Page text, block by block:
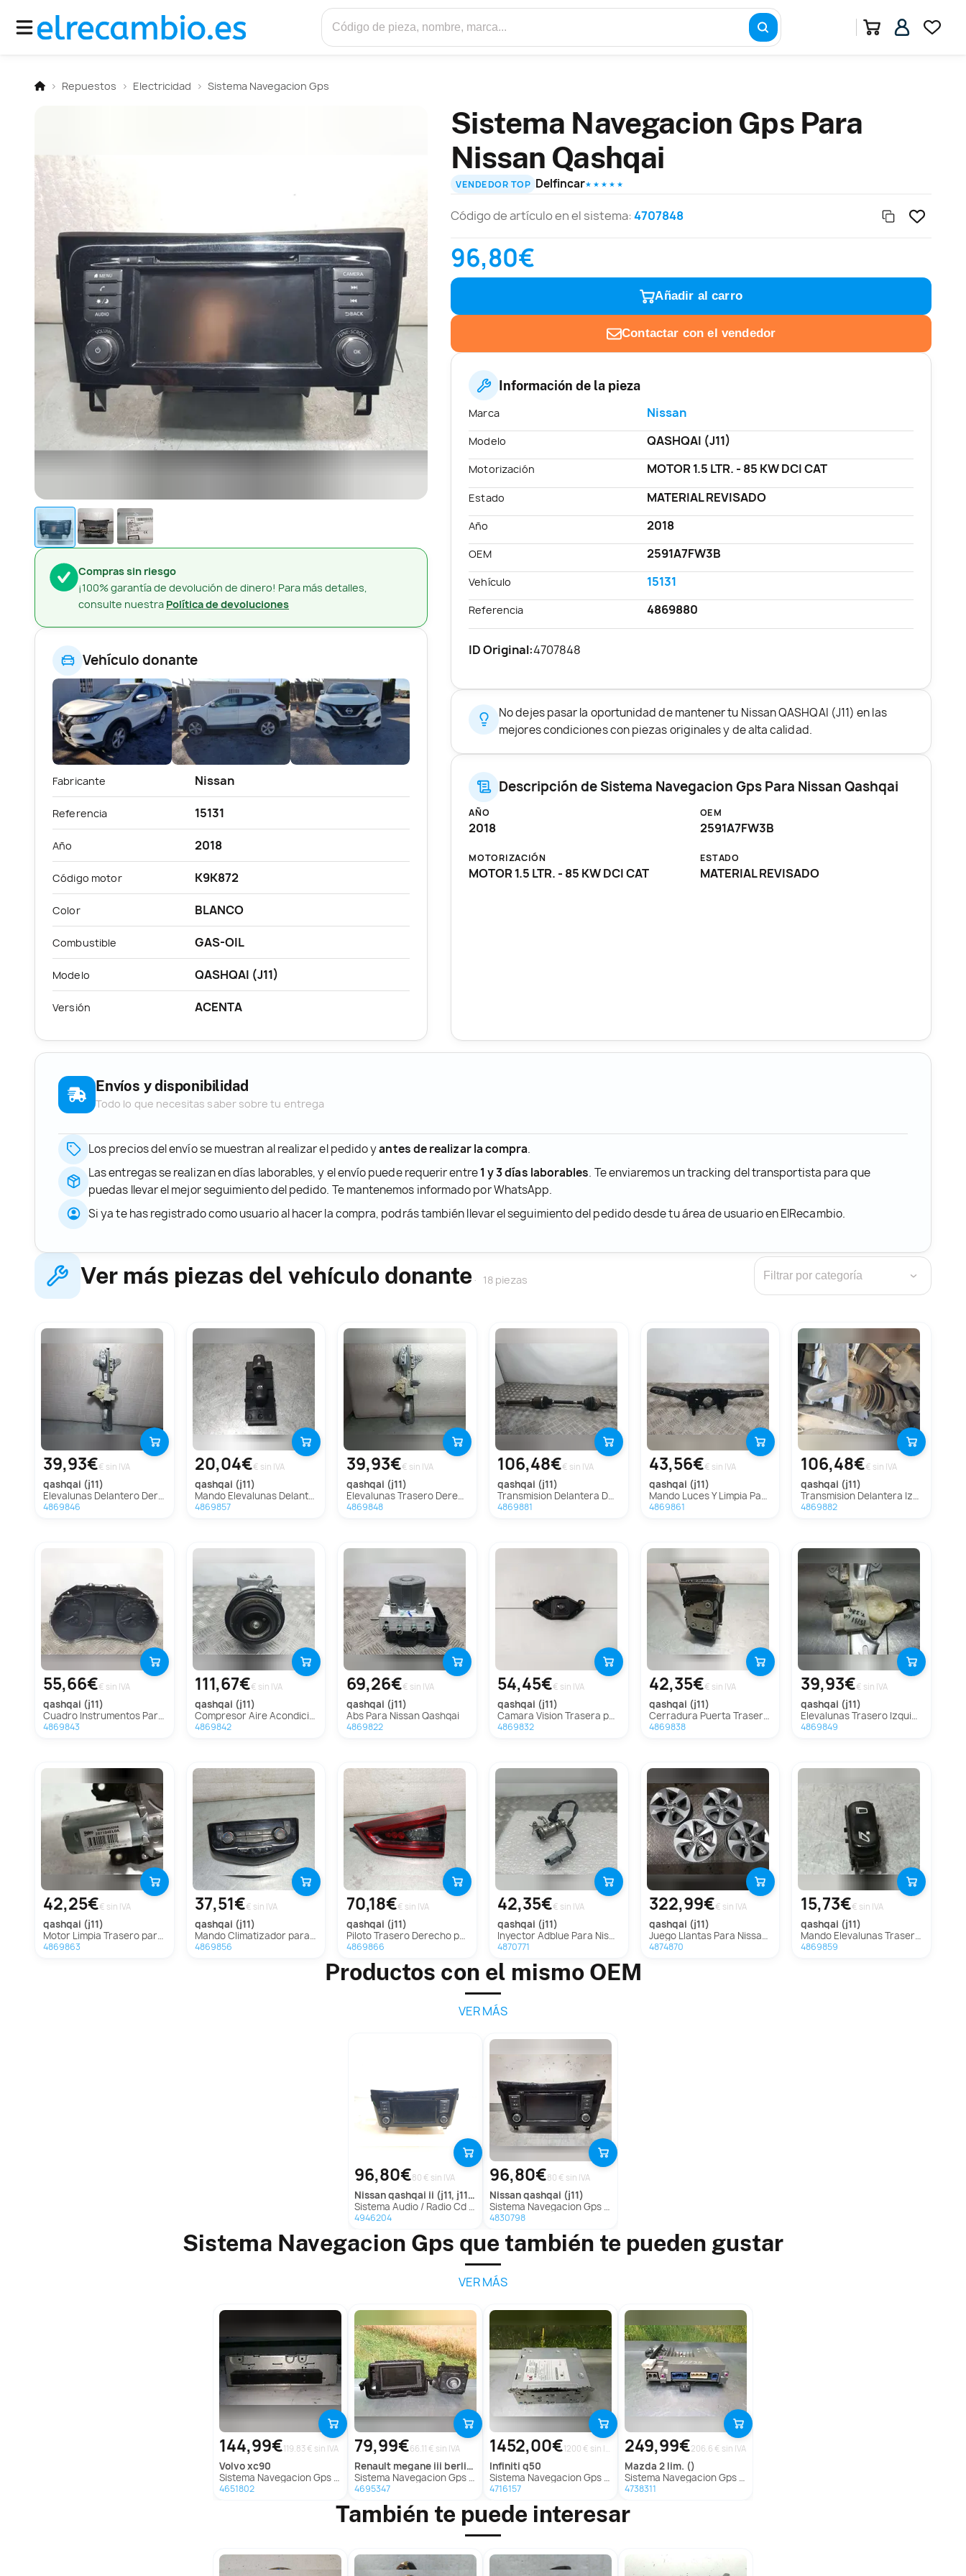
Repuestos Electricidad Sistema Navegacion Gps
Compras sin riesgo
¡100% garantía de devolución de dinero! Para más detalles,
consulte nuestra Política de devoluciones
Vehículo donante
Fabricante Nissan
Referencia 15131
Año 2018
Código motor K9K872
Color BLANCO
Combustible GAS-OIL
Modelo QASHQAI (J11)
Versión ACENTA
Sistema Navegacion Gps Para
Nissan Qashqai
VENDEDOR TOP Delfincar★ ★ ★ ★ ★
Código de artículo en el sistema:4707848
96,80€
Añadir al carro
Contactar con el vendedor
Información de la pieza
Marca Nissan
Modelo QASHQAI (J11)
Motorización MOTOR 1.5 LTR. - 85 KW DCI CAT
Estado MATERIAL REVISADO
Año 2018
OEM 2591A7FW3B
Vehículo 15131
Referencia 4869880
ID Original:4707848
No dejes pasar la oportunidad de mantener tu Nissan QASHQAI (J11) en las
mejores condiciones con piezas originales y de alta calidad.
Descripción de Sistema Navegacion Gps Para Nissan Qashqai
AÑO
2018
OEM
2591A7FW3B
MOTORIZACIÓN
MOTOR 1.5 LTR. - 85 KW DCI CAT
ESTADO
MATERIAL REVISADO
Envíos y disponibilidad
Todo lo que necesitas saber sobre tu entrega
Los precios del envío se muestran al realizar el pedido yantes de realizar la compra.
Las entregas se realizan en días laborables, y el envío puede requerir entre1 y 3 días laborables. Te enviaremos un tracking del transportista para que
puedas llevar el mejor seguimiento del pedido. Te mantenemos informado por WhatsApp.
Si ya te has registrado como usuario al hacer la compra, podrás también llevar el seguimiento del pedido desde tu área de usuario en ElRecambio.
Ver más piezas del vehículo donante 18 piezas ›
39,93€€ sin IVA
qashqai (j11)
Elevalunas Delantero Derecho Para Nissan Qashqai
4869846
20,04€€ sin IVA
qashqai (j11)
Mando Elevalunas Delantero Derecho Para Nissan Qashqai
4869857
39,93€€ sin IVA
qashqai (j11)
Elevalunas Trasero Derecho Para Nissan Qashqai
4869848
106,48€€ sin IVA
qashqai (j11)
Transmision Delantera Derecha Para Nissan Qashqai
4869881
43,56€€ sin IVA
qashqai (j11)
Mando Luces Y Limpia Para Nissan Qashqai
4869861
106,48€€ sin IVA
qashqai (j11)
Transmision Delantera Izquierda Para Nissan Qashqai
4869882
55,66€€ sin IVA
qashqai (j11)
Cuadro Instrumentos Para Nissan Qashqai
4869843
111,67€€ sin IVA
qashqai (j11)
Compresor Aire Acondicionado Para Nissan Qashqai
4869842
69,26€€ sin IVA
qashqai (j11)
Abs Para Nissan Qashqai
4869822
54,45€€ sin IVA
qashqai (j11)
Camara Vision Trasera para Nissan Qashqai
4869832
42,35€€ sin IVA
qashqai (j11)
Cerradura Puerta Trasera Izquierda para Nissan Qashqai
4869838
39,93€€ sin IVA
qashqai (j11)
Elevalunas Trasero Izquierdo para Nissan Qashqai (J11)
4869849
42,25€€ sin IVA
qashqai (j11)
Motor Limpia Trasero para Nissan Qashqai (J11)
4869863
37,51€€ sin IVA
qashqai (j11)
Mando Climatizador para Nissan Qashqai (J11)
4869856
70,18€€ sin IVA
qashqai (j11)
Piloto Trasero Derecho para Nissan Qashqai (J11)
4869866
42,35€€ sin IVA
qashqai (j11)
Inyector Adblue Para Nissan Qashqai
4870771
322,99€€ sin IVA
qashqai (j11)
Juego Llantas Para Nissan Qashqai
4874870
15,73€€ sin IVA
qashqai (j11)
Mando Elevalunas Trasero Derecho para Nissan Qashqai
4869859
Productos con el mismo OEM
VER MÁS
96,80€80 € sin IVA
nissanqashqai ii (j11, j11_)
Sistema Audio / Radio Cd para Nissan Qashqai Ii (J11, J11_)
4946204
96,80€80 € sin IVA
nissanqashqai (j11)
Sistema Navegacion Gps Para Nissan Qashqai
4830798
Sistema Navegacion Gps que también te pueden gustar
VER MÁS
144,99€119.83 € sin IVA
volvoxc90
Sistema Navegacion Gps para Volvo Xc90
4651802
79,99€66.11 € sin IVA
renault megane iii berlina 5 p
Sistema Navegacion Gps Para Renault Megane Iii Berlina 5 P
4695347
1452,00€ 1200 € sin IVA
infiniti q50
Sistema Navegacion Gps Para Infiniti Q50
4716157
249,99€206.6 € sin IVA
mazda 2 lim. ()
Sistema Navegacion Gps Para Mazda 2 Lim.
4738311
También te puede interesar